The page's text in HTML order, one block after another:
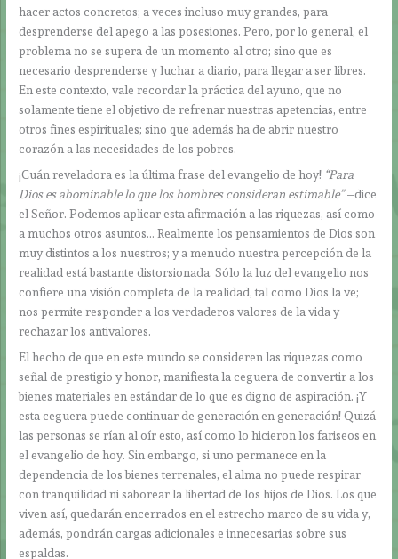
hacer actos concretos; a veces incluso muy grandes, para
desprenderse del apego a las posesiones. Pero, por lo general, el
problema no se supera de un momento al otro; sino que es
necesario desprenderse y luchar a diario, para llegar a ser libres.
En este contexto, vale recordar la práctica del ayuno, que no
solamente tiene el objetivo de refrenar nuestras apetencias, entre
otros fines espirituales; sino que además ha de abrir nuestro
corazón a las necesidades de los pobres.
¡Cuán reveladora es la última frase del evangelio de hoy! “Para
Dios es abominable lo que los hombres consideran estimable”–dice
el Señor. Podemos aplicar esta afirmación a las riquezas, así como
a muchos otros asuntos… Realmente los pensamientos de Dios son
muy distintos a los nuestros; y a menudo nuestra percepción de la
realidad está bastante distorsionada. Sólo la luz del evangelio nos
confiere una visión completa de la realidad, tal como Dios la ve;
nos permite responder a los verdaderos valores de la vida y
rechazar los antivalores.
El hecho de que en este mundo se consideren las riquezas como
señal de prestigio y honor, manifiesta la ceguera de convertir a los
bienes materiales en estándar de lo que es digno de aspiración. ¡Y
esta ceguera puede continuar de generación en generación! Quizá
las personas se rían al oír esto, así como lo hicieron los fariseos en
el evangelio de hoy. Sin embargo, si uno permanece en la
dependencia de los bienes terrenales, el alma no puede respirar
con tranquilidad ni saborear la libertad de los hijos de Dios. Los que
viven así, quedarán encerrados en el estrecho marco de su vida y,
además, pondrán cargas adicionales e innecesarias sobre sus
espaldas.